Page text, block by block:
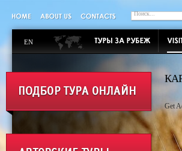
EN
Get